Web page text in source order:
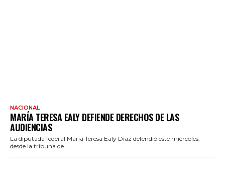
NACIONAL
MARÍA TERESA EALY DEFIENDE DERECHOS DE LAS
AUDIENCIAS
La diputada federal María Teresa Ealy Díaz defendió este miércoles,
desde la tribuna de...